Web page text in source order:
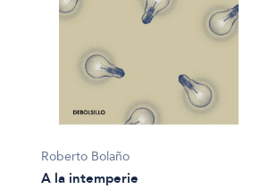
Roberto Bolaño
A la intemperie